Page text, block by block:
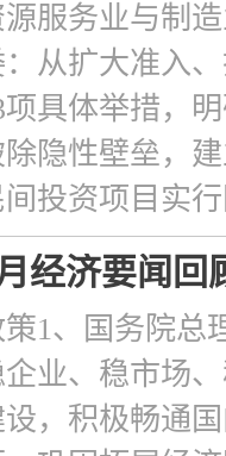
服务业与制
：从扩大准入
具体举措，
隐性壁垒，
投资项目实
经济要闻回
1、国务院总
业、稳市场
，积极畅通